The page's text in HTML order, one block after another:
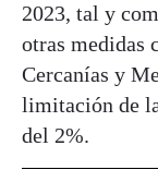
2023, tal y
otras medidas
Cercanías y
limitación de
del 2%.